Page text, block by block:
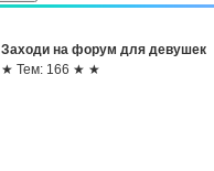
Заходи на форум для девушек
★ Тем: 166 ★ ★